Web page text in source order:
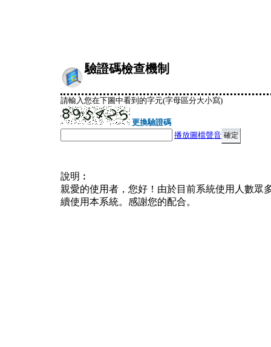
驗證碼檢查機制
請輸入您在下圖中看到的字元(字母區分大小寫)
更換驗證碼
播放圖檔聲音
說明︰
親愛的使用者，您好！由於目前系統使用人數眾
續使用本系統。感謝您的配合。